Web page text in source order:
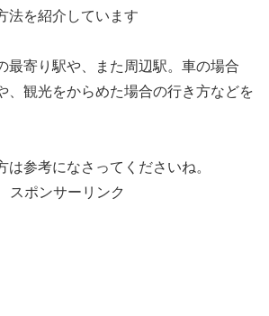
法を紹介しています
最寄り駅や、また周辺駅。車の場合
、観光をからめた場合の行き方などを
参考になさってくださいね。
スポンサーリンク